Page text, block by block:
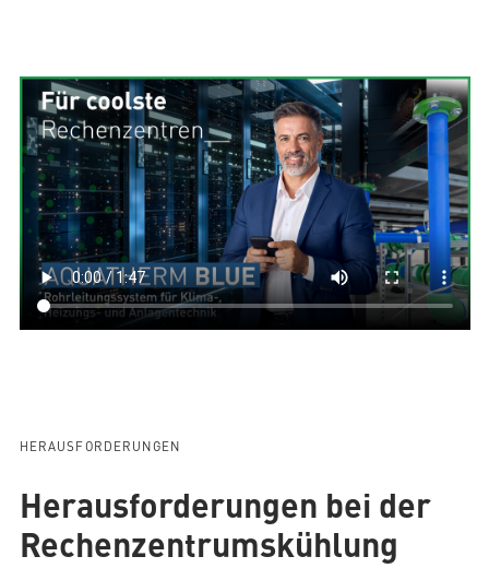
HERAUSFORDERUNGEN
Herausforderungen bei der
Rechenzentrumskühlung